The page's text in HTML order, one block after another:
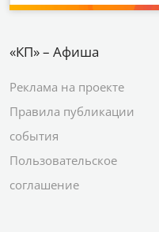
«КП» – Афиша
Реклама на проекте
Правила публикации
события
Пользовательское
соглашение